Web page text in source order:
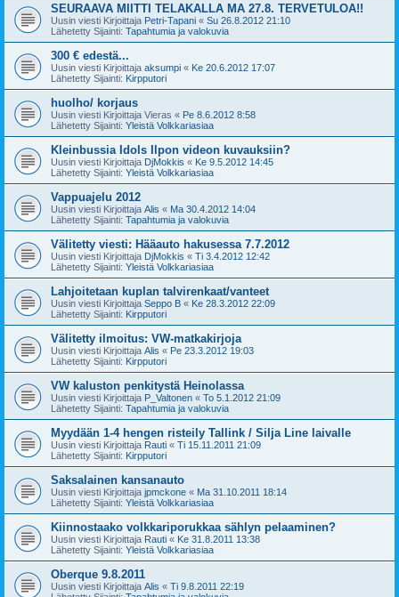
SEURAAVA MIITTI TELAKALLA MA 27.8. TERVETULOA!!
Uusin viesti Kirjoittaja Petri-Tapani « Su 26.8.2012 21:10
Lähetetty Sijainti: Tapahtumia ja valokuvia
300 € edestä...
Uusin viesti Kirjoittaja aksumpi « Ke 20.6.2012 17:07
Lähetetty Sijainti: Kirpputori
huolho/ korjaus
Uusin viesti Kirjoittaja Vieras « Pe 8.6.2012 8:58
Lähetetty Sijainti: Yleistä Volkkariasiaa
Kleinbussia Idols Ilpon videon kuvauksiin?
Uusin viesti Kirjoittaja DjMokkis « Ke 9.5.2012 14:45
Lähetetty Sijainti: Yleistä Volkkariasiaa
Vappuajelu 2012
Uusin viesti Kirjoittaja Alis « Ma 30.4.2012 14:04
Lähetetty Sijainti: Tapahtumia ja valokuvia
Välitetty viesti: Hääauto hakusessa 7.7.2012
Uusin viesti Kirjoittaja DjMokkis « Ti 3.4.2012 12:42
Lähetetty Sijainti: Yleistä Volkkariasiaa
Lahjoitetaan kuplan talvirenkaat/vanteet
Uusin viesti Kirjoittaja Seppo B « Ke 28.3.2012 22:09
Lähetetty Sijainti: Kirpputori
Välitetty ilmoitus: VW-matkakirjoja
Uusin viesti Kirjoittaja Alis « Pe 23.3.2012 19:03
Lähetetty Sijainti: Kirpputori
VW kaluston penkitystä Heinolassa
Uusin viesti Kirjoittaja P_Valtonen « To 5.1.2012 21:09
Lähetetty Sijainti: Tapahtumia ja valokuvia
Myydään 1-4 hengen risteily Tallink / Silja Line laivalle
Uusin viesti Kirjoittaja Rauti « Ti 15.11.2011 21:09
Lähetetty Sijainti: Kirpputori
Saksalainen kansanauto
Uusin viesti Kirjoittaja jpmckone « Ma 31.10.2011 18:14
Lähetetty Sijainti: Yleistä Volkkariasiaa
Kiinnostaako volkkariporukkaa sählyn pelaaminen?
Uusin viesti Kirjoittaja Rauti « Ke 31.8.2011 13:38
Lähetetty Sijainti: Yleistä Volkkariasiaa
Oberque 9.8.2011
Uusin viesti Kirjoittaja Alis « Ti 9.8.2011 22:19